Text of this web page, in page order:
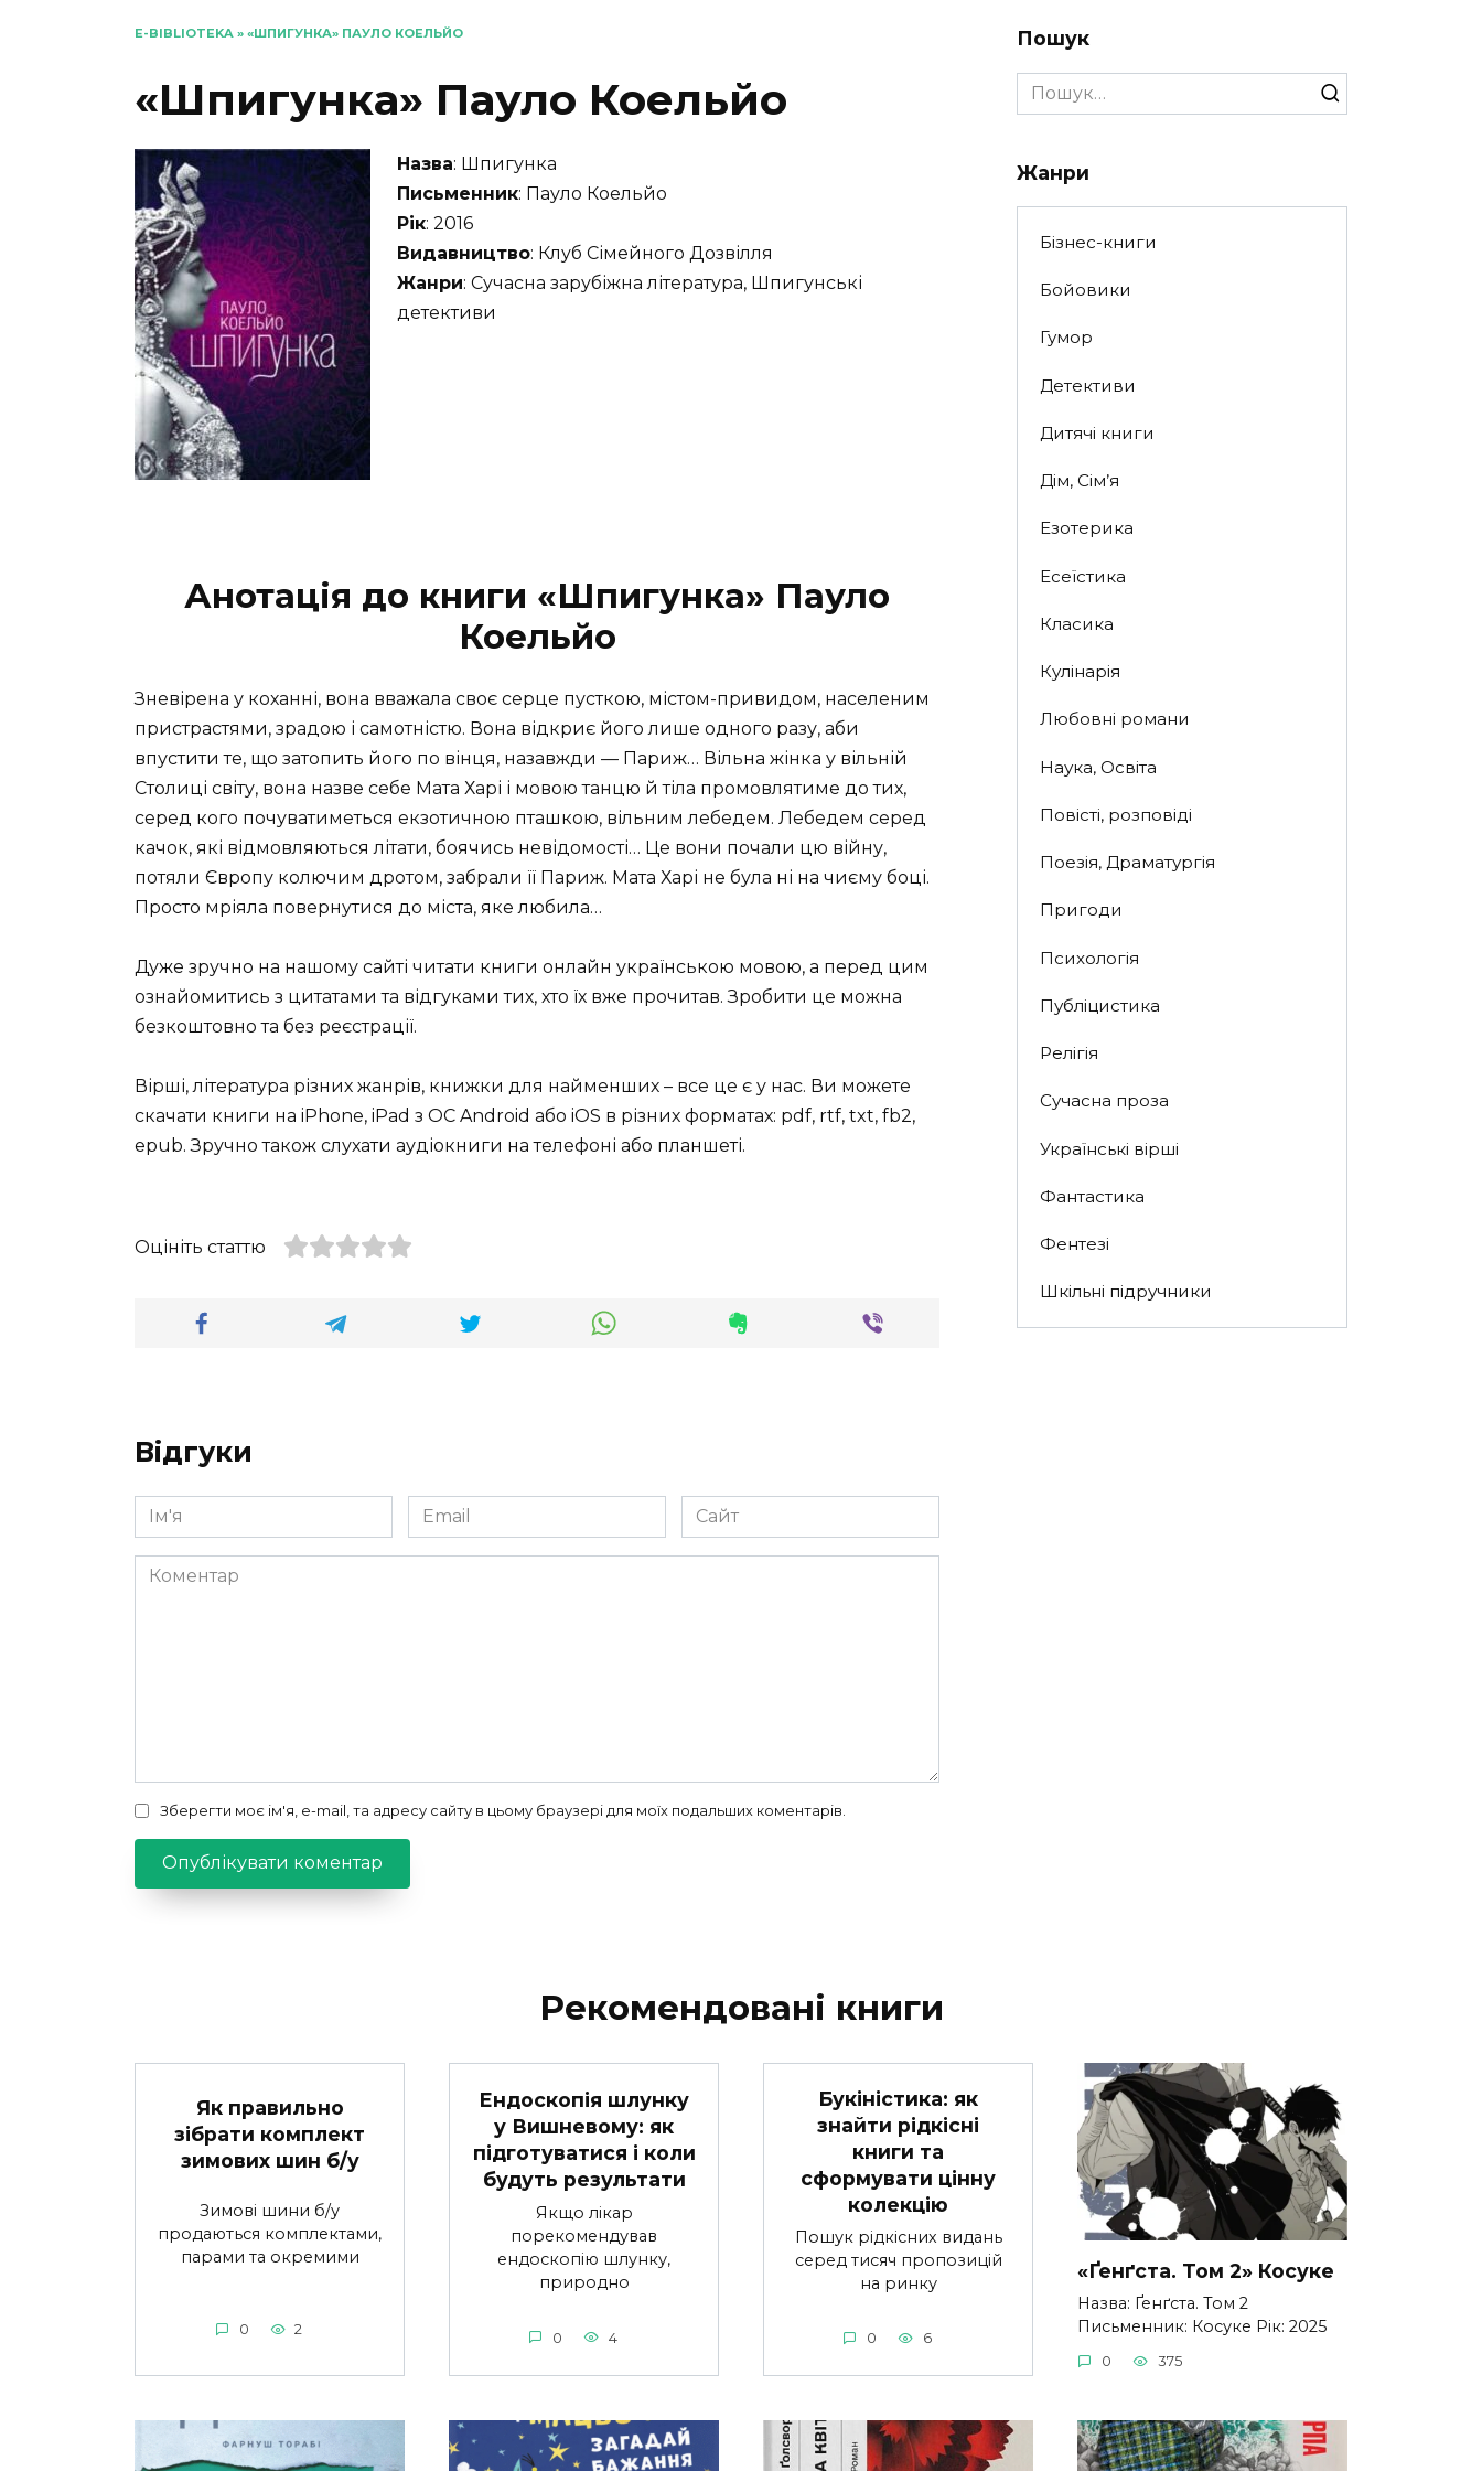
E-BIBLIOTEKA » «ШПИГУНКА» ПАУЛО КОЕЛЬЙО
«Шпигунка» Пауло Коельйо
Назва: Шпигунка
Письменник: Пауло Коельйо
Рік: 2016
Видавництво: Клуб Сімейного Дозвілля
Жанри: Сучасна зарубіжна література, Шпигунські
детективи
Анотація до книги «Шпигунка» Пауло
Коельйо
Зневірена у коханні, вона вважала своє серце пусткою, містом-привидом, населеним
пристрастями, зрадою і самотністю. Вона відкриє його лише одного разу, аби
впустити те, що затопить його по вінця, назавжди — Париж… Вільна жінка у вільній
Столиці світу, вона назве себе Мата Харі і мовою танцю й тіла промовлятиме до тих,
серед кого почуватиметься екзотичною пташкою, вільним лебедем. Лебедем серед
качок, які відмовляються літати, боячись невідомості… Це вони почали цю війну,
потяли Європу колючим дротом, забрали її Париж. Мата Харі не була ні на чиєму боці.
Просто мріяла повернутися до міста, яке любила…
Дуже зручно на нашому сайті читати книги онлайн українською мовою, а перед цим
ознайомитись з цитатами та відгуками тих, хто їх вже прочитав. Зробити це можна
безкоштовно та без реєстрації.
Вірші, література різних жанрів, книжки для найменших – все це є у нас. Ви можете
скачати книги на iPhone, iPad з ОС Android або iOS в різних форматах: pdf, rtf, txt, fb2,
epub. Зручно також слухати аудіокниги на телефоні або планшеті.
Оцініть статтю
Відгуки
Ім'я
*
Email
*
Сайт
Коментар
Зберегти моє ім'я, e-mail, та адресу сайту в цьому браузері для моїх подальших коментарів.
Пошук
Search
for:
Жанри
Бізнес-книги
Бойовики
Гумор
Детективи
Дитячі книги
Дім, Сім’я
Езотерика
Есеїстика
Класика
Кулінарія
Любовні романи
Наука, Освіта
Повісті, розповіді
Поезія, Драматургія
Пригоди
Психологія
Публіцистика
Релігія
Сучасна проза
Українські вірші
Фантастика
Фентезі
Шкільні підручники
Рекомендовані книги
Як правильно
зібрати комплект
зимових шин б/у
Зимові шини б/у
продаються комплектами,
парами та окремими
0 2
Ендоскопія шлунку
у Вишневому: як
підготуватися і коли
будуть результати
Якщо лікар
порекомендував
ендоскопію шлунку,
природно
0 4
Букіністика: як
знайти рідкісні
книги та
сформувати цінну
колекцію
Пошук рідкісних видань
серед тисяч пропозицій
на ринку
0 6
«Ґенґста. Том 2» Косуке
Назва: Ґенґста. Том 2
Письменник: Косуке Рік: 2025
0 375